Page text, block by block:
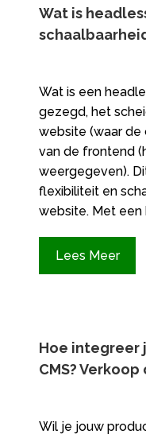
Wat is
Wat is een
gezegd, het
website (waar
van de frontend
weergegeven).
flexibiliteit en
website. Met een
Lees Meer
Hoe integreer
CMS?
Wil je jouw